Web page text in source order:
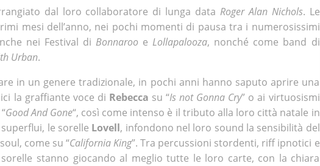
dal loro collaboratore di lunga data Roger Alan Nichols. Le
mesi dell’anno, nei pochi momenti di pausa tra i numerosissimi
nei Festival di Bonnaroo e Lollapalooza, nonché come band di
Urban.
in un genere tradizionale, in pochi anni hanno saputo aprire una
la graffiante voce di Rebecca su “Is not Gonna Cry” o ai virtuosismi
Good And Gone“, così come intenso è il tributo alla loro città natale in
le sorelle Lovell, infondono nel loro sound la sensibilità del
come su “California King”. Tra percussioni stordenti, riff ipnotici e
stanno giocando al meglio tutte le loro carte, con la chiara